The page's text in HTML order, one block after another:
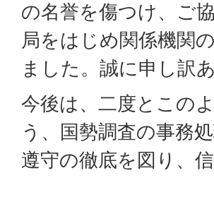
の名誉を傷つけ、ご
局をはじめ関係機関
ました。誠に申し訳
今後は、二度とこの
う、国勢調査の事務
遵守の徹底を図り、